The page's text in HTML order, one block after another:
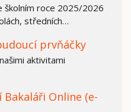
školním roce 2025/2026
středních…
prvňáčky
aktivitami
Online (e-